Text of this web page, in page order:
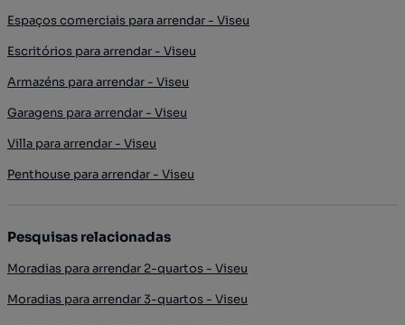
Espaços comerciais para arrendar - Viseu
Escritórios para arrendar - Viseu
Armazéns para arrendar - Viseu
Garagens para arrendar - Viseu
Villa para arrendar - Viseu
Penthouse para arrendar - Viseu
Pesquisas relacionadas
Moradias para arrendar 2-quartos - Viseu
Moradias para arrendar 3-quartos - Viseu